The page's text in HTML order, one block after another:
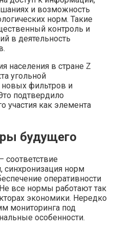
и возможность
норм. Такие
контроль и
в деятельность
населения в стране Z
угольной
фильтров и
подтвердило
участия как элемента
будущего
норм
оперативности
все нормы работают так
экономики. Нередко
мониторинга под
особенности.